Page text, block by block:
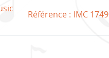
Référence : IMC 1749